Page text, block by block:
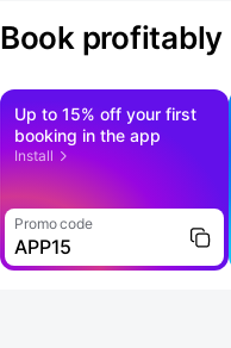
Book profitably
Up to 15% off your first
booking in the app
Install
Promo code
APP15